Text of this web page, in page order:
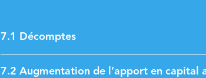
7.1 Décomptes
7.2 Augmentation de l’apport en capital